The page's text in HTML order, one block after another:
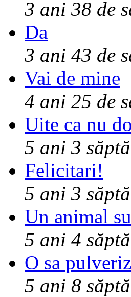
3 ani 38 de
Da
3 ani 43 de
Vai de mine
4 ani 25 de
Uite ca nu
5 ani 3
Felicitari!
5 ani 3
Un animal
5 ani 4
O sa
5 ani 8